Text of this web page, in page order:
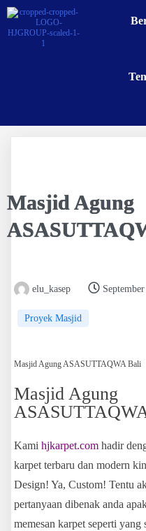
Masjid Agung
elu_kasep
Proyek Masjid
Masjid Agung ASASUTTAQWA Bali
Masjid Agung
Kami hjkarpet.com hadir
karpet terbaru dan modern
Design! Ya, Custom! Tentu
pertanyaan dibenak anda
memesan karpet seperti yang